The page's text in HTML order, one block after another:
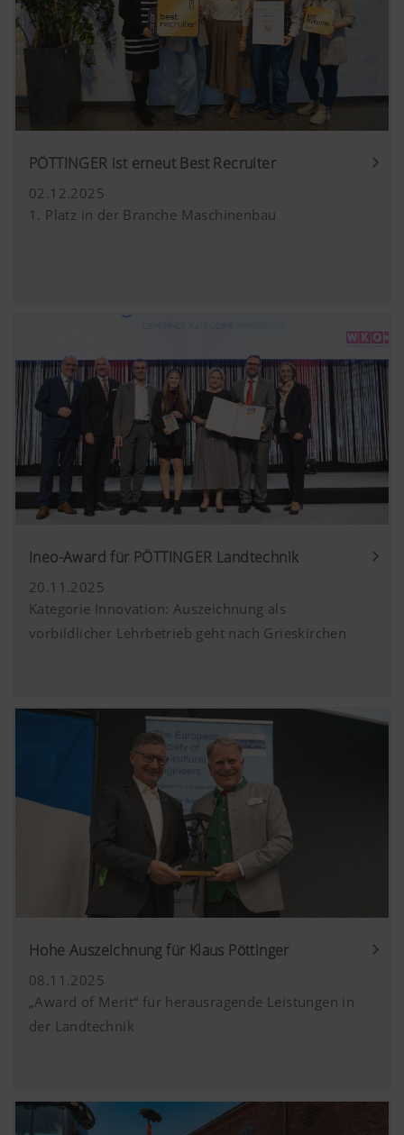
PÖTTINGER ist erneut Best Recruiter
02.12.2025
1. Platz in der Branche Maschinenbau
Ineo-Award für PÖTTINGER Landtechnik
20.11.2025
Kategorie Innovation: Auszeichnung als
vorbildlicher Lehrbetrieb geht nach Grieskirchen
Hohe Auszeichnung für Klaus Pöttinger
08.11.2025
„Award of Merit“ für herausragende Leistungen in
der Landtechnik